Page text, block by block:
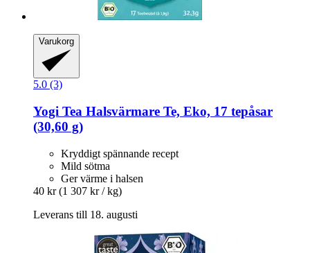
Varukorg
5.0 (3)
Yogi Tea Halsvärmare Te, Eko, 17 tepåsar
(30,60 g)
Kryddigt spännande recept
Mild sötma
Ger värme i halsen
40 kr (1 307 kr / kg)
Leverans till 18. augusti